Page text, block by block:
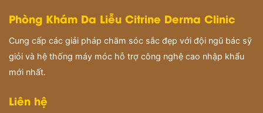
Phòng Khám Da Liễu Citrine Derma Clinic
Cung cấp các giải pháp chăm sóc sắc đẹp với đội ngũ bác sỹ
giỏi và hệ thống máy móc hỗ trợ công nghệ cao nhập khẩu
mới nhất.
Liên hệ